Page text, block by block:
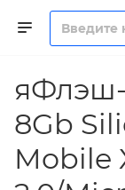
8Gb
Mobile